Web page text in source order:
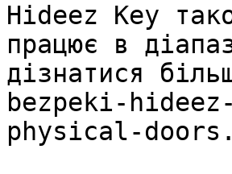
Hideez Key
працює в
дізнатися
bezpeki-
physical-